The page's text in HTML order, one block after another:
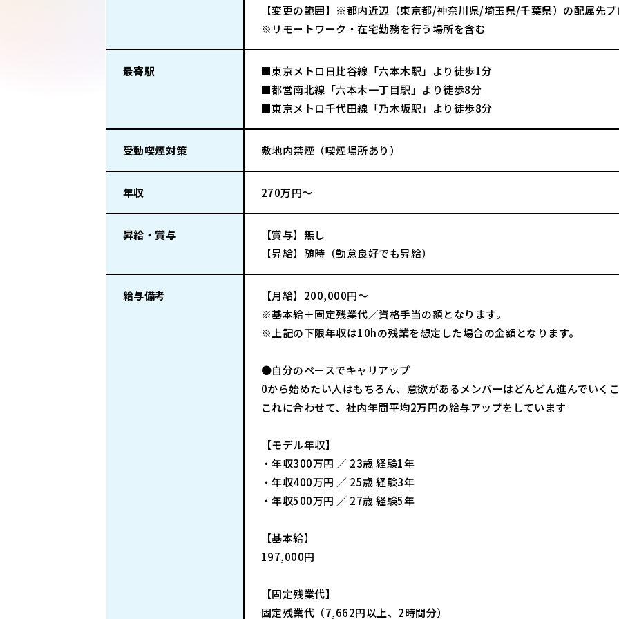
【変更の範囲】※都内近辺（東京都/神奈川県/埼玉県/千葉県）の配属先プ
※リモートワーク・在宅勤務を行う場所を含む
最寄駅
■東京メトロ日比谷線「六本木駅」より徒歩1分
■都営南北線「六本木一丁目駅」より徒歩8分
■東京メトロ千代田線「乃木坂駅」より徒歩8分
受動喫煙対策 敷地内禁煙（喫煙場所あり）
年収 270万円～
昇給・賞与
【賞与】無し
【昇給】随時（勤怠良好でも昇給）
給与備考
【月給】200,000円～
※基本給＋固定残業代／資格手当の額となります。
※上記の下限年収は10hの残業を想定した場合の金額となります。
●自分のペースでキャリアップ
0から始めたい人はもちろん、意欲があるメンバーはどんどん進んでいく
これに合わせて、社内年間平均2万円の給与アップをしています
【モデル年収】
・年収300万円 ／ 23歳 経験1年
・年収400万円 ／ 25歳 経験3年
・年収500万円 ／ 27歳 経験5年
【基本給】
197,000円
【固定残業代】
固定残業代（7,662円以上、2時間分）